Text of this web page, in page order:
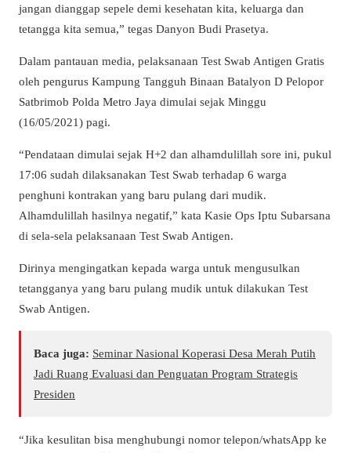
jangan dianggap sepele demi kesehatan kita, keluarga dan
tetangga kita semua,” tegas Danyon Budi Prasetya.
Dalam pantauan media, pelaksanaan Test Swab Antigen Gratis
oleh pengurus Kampung Tangguh Binaan Batalyon D Pelopor
Satbrimob Polda Metro Jaya dimulai sejak Minggu
(16/05/2021) pagi.
“Pendataan dimulai sejak H+2 dan alhamdulillah sore ini, pukul
17:06 sudah dilaksanakan Test Swab terhadap 6 warga
penghuni kontrakan yang baru pulang dari mudik.
Alhamdulillah hasilnya negatif,” kata Kasie Ops Iptu Subarsana
di sela-sela pelaksanaan Test Swab Antigen.
Dirinya mengingatkan kepada warga untuk mengusulkan
tetangganya yang baru pulang mudik untuk dilakukan Test
Swab Antigen.
Baca juga: Seminar Nasional Koperasi Desa Merah Putih
Jadi Ruang Evaluasi dan Penguatan Program Strategis
Presiden
“Jika kesulitan bisa menghubungi nomor telepon/whatsApp ke